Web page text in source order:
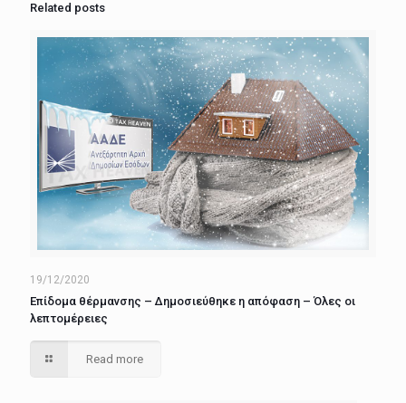
Related posts
19/12/2020
Επίδομα θέρμανσης – Δημοσιεύθηκε η απόφαση – Όλες οι
λεπτομέρειες
Read more